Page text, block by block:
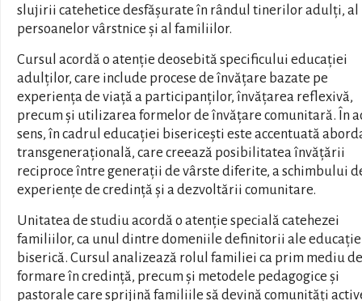
slujirii catehetice desfășurate în rândul tinerilor adulți, al
persoanelor vârstnice și al familiilor.
Cursul acordă o atenție deosebită specificului educației
adulților, care include procese de învățare bazate pe
experiența de viață a participanților, învățarea reflexivă,
precum și utilizarea formelor de învățare comunitară. În
sens, în cadrul educației bisericești este accentuată
transgenerațională, care creează posibilitatea învățării
reciproce între generații de vârste diferite, a schimbului
experiențe de credință și a dezvoltării comunitare.
Unitatea de studiu acordă o atenție specială catehezei
familiilor, ca unul dintre domeniile definitorii ale
biserică. Cursul analizează rolul familiei ca prim mediu de
formare în credință, precum și metodele pedagogice și
pastorale care sprijină familiile să devină comunități